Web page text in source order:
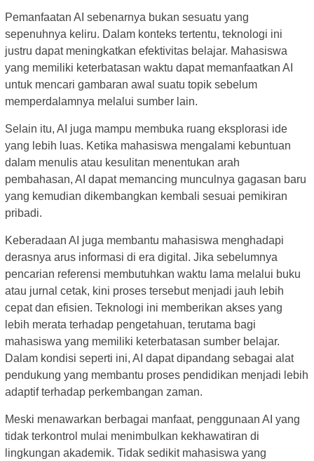
Pemanfaatan AI sebenarnya bukan sesuatu yang
sepenuhnya keliru. Dalam konteks tertentu, teknologi ini
justru dapat meningkatkan efektivitas belajar. Mahasiswa
yang memiliki keterbatasan waktu dapat memanfaatkan AI
untuk mencari gambaran awal suatu topik sebelum
memperdalamnya melalui sumber lain.
Selain itu, AI juga mampu membuka ruang eksplorasi ide
yang lebih luas. Ketika mahasiswa mengalami kebuntuan
dalam menulis atau kesulitan menentukan arah
pembahasan, AI dapat memancing munculnya gagasan baru
yang kemudian dikembangkan kembali sesuai pemikiran
pribadi.
Keberadaan AI juga membantu mahasiswa menghadapi
derasnya arus informasi di era digital. Jika sebelumnya
pencarian referensi membutuhkan waktu lama melalui buku
atau jurnal cetak, kini proses tersebut menjadi jauh lebih
cepat dan efisien. Teknologi ini memberikan akses yang
lebih merata terhadap pengetahuan, terutama bagi
mahasiswa yang memiliki keterbatasan sumber belajar.
Dalam kondisi seperti ini, AI dapat dipandang sebagai alat
pendukung yang membantu proses pendidikan menjadi lebih
adaptif terhadap perkembangan zaman.
Meski menawarkan berbagai manfaat, penggunaan AI yang
tidak terkontrol mulai menimbulkan kekhawatiran di
lingkungan akademik. Tidak sedikit mahasiswa yang